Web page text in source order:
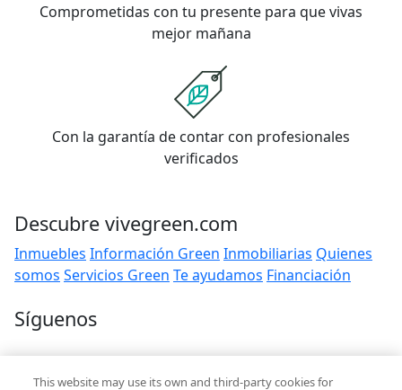
Comprometidas con tu presente para que vivas
mejor mañana
Con la garantía de contar con profesionales
verificados
Descubre vivegreen.com
Inmuebles Información Green Inmobiliarias Quienes
somos Servicios Green Te ayudamos Financiación
Síguenos
Contacto
This website may use its own and third-party cookies for